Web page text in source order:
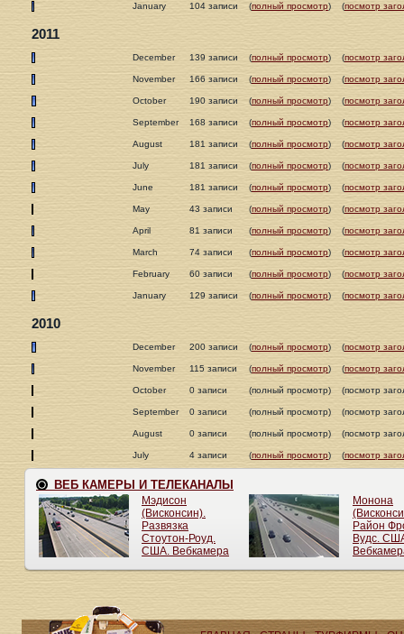
January 104 записи (полный просмотр) (посмотр
2011
December 139 записи (полный просмотр) (посмотр
November 166 записи (полный просмотр) (посмотр
October 190 записи (полный просмотр) (посмотр
September 168 записи (полный просмотр) (посмотр
August 181 записи (полный просмотр) (посмотр
July 181 записи (полный просмотр) (посмотр
June 181 записи (полный просмотр) (посмотр
May 43 записи (полный просмотр) (посмотр
April 81 записи (полный просмотр) (посмотр
March 74 записи (полный просмотр) (посмотр
February 60 записи (полный просмотр) (посмотр
January 129 записи (полный просмотр) (посмотр
2010
December 200 записи (полный просмотр) (посмотр
November 115 записи (полный просмотр) (посмотр
October 0 записи (полный просмотр) (посмотр
September 0 записи (полный просмотр) (посмотр
August 0 записи (полный просмотр) (посмотр
July 4 записи (полный просмотр) (посмотр